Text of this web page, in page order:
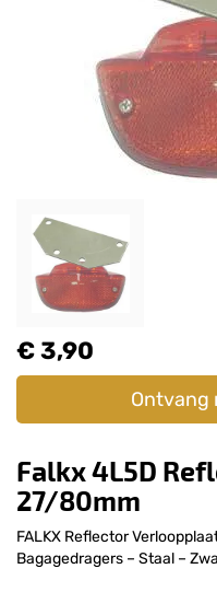
€ 3,90
Ontvang
Falkx 4L5D
27/80mm
FALKX Reflector
Bagagedragers – Staal –